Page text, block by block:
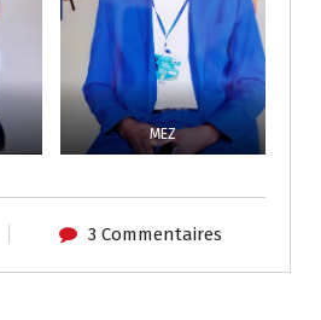
MEZ
3 Commentaires